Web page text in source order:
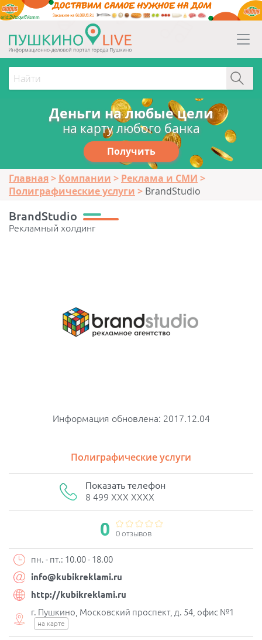
erid:2Vtzqw6Vsmm
Деньги на любые цели
на карту любого банка
Получить
Главная Компании
Реклама и СМИ
Полиграфические услуги
BrandStudio
BrandStudio
Рекламный холдинг
Информация обновлена: 2017.12.04
Полиграфические услуги
Показать телефон
8 499 XXX XXXX
0 0 отзывов
пн. - пт.: 10.00 - 18.00
info@kubikreklami.ru
http://kubikreklami.ru
г. Пушкино, Московский проспект, д. 54, офис №1
на карте